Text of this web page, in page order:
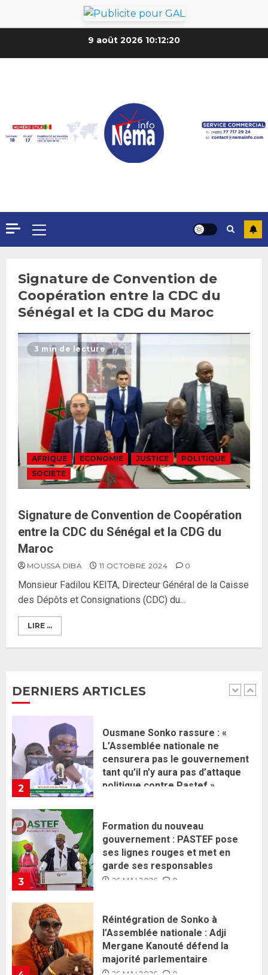
9 août 2026 10:12:22
Signature de Convention de
Coopération entre la CDC du
Sénégal et la CDG du Maroc
3 min de lecture
AFRIQUE ECONOMIE JUSTICE
POLITIQUE
SOCIETE
Signature de Convention de Coopération
entre la CDC du Sénégal et la CDG du
Maroc
MOUSSA DIBA 11 OCTOBRE 2024 0
Monsieur Fadilou KEITA, Directeur Général de la Caisse
des Dépôts et Consignations (CDC) du...
LIRE ...
DERNIERS ARTICLES
gouvernement : PASTEF pose
ses lignes rouges et met en
garde ses responsables
26 MAI 2026 0
Réintégration de Sonko à
l’Assemblée nationale : Adji
Mergane Kanouté défend la
majorité parlementaire
26 MAI 2026 0
5
Guy Marius Sagna inquiet après la
nomination d’Al Aminou Lo : «
J’espère me tromper »
1
une équipe de mission de 30
membres
2 JUIN 2026 0
2
politique contre Pastef »
3
Formation du nouveau
gouvernement : PASTEF pose
ses lignes rouges et met en
garde ses responsables
26 MAI 2026 0
4
Réintégration de Sonko à
l’Assemblée nationale : Adji
Mergane Kanouté défend la
majorité parlementaire
26 MAI 2026 0
Guy Marius Sagna inquiet après la
nomination d’Al Aminou Lo : «
J’espère me tromper »
26 MAI 2026 0